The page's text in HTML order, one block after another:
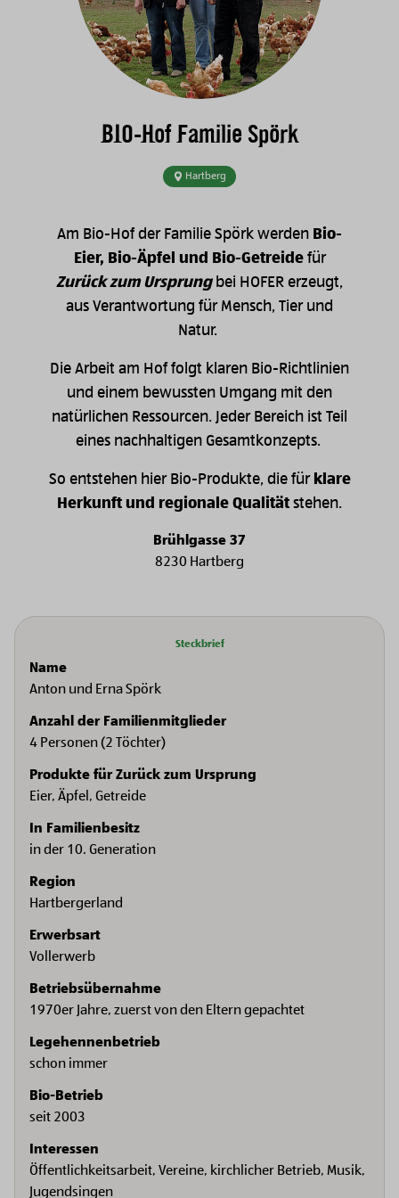
BIO-Hof Familie Spörk
Hartberg
Am Bio-Hof der Familie Spörk werden Bio-
Eier, Bio-Äpfel und Bio-Getreidefür
Zurück zum Ursprungbei HOFER erzeugt,
aus Verantwortung für Mensch, Tier und
Natur.
Die Arbeit am Hof folgt klaren Bio-Richtlinien
und einem bewussten Umgang mit den
natürlichen Ressourcen. Jeder Bereich ist Teil
eines nachhaltigen Gesamtkonzepts.
So entstehen hier Bio-Produkte, die fürklare
Herkunft und regionale Qualität stehen.
Brühlgasse 37
8230 Hartberg
Steckbrief
Name
Anton und Erna Spörk
Anzahl der Familienmitglieder
4 Personen (2 Töchter)
Produkte für Zurück zum Ursprung
Eier, Äpfel, Getreide
In Familienbesitz
in der 10. Generation
Region
Hartbergerland
Erwerbsart
Vollerwerb
Betriebsübernahme
1970er Jahre, zuerst von den Eltern gepachtet
Legehennenbetrieb
schon immer
Bio-Betrieb
seit 2003
Interessen
Öffentlichkeitsarbeit, Vereine, kirchlicher Betrieb, Musik,
Jugendsingen